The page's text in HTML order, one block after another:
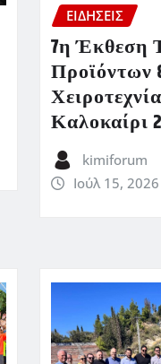
ΕΙΔΗΣΕΙΣ
7η Έκθεση
Προϊόντων
Καλοκαίρι
kimiforum
Ιούλ 15, 2026